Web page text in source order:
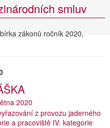
smluv
zákonů ročník 2020,
2020
z provozu jaderného
a pracoviště IV. kategorie